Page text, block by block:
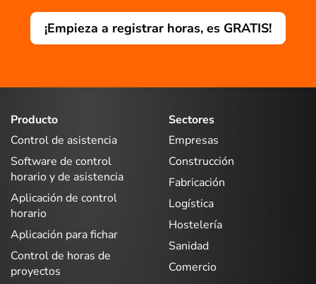
¡Empieza a registrar horas, es GRATIS!
Producto
Control de asistencia
Software de control
horario y de asistencia
Aplicación de control
horario
Aplicación para fichar
Control de horas de
proyectos
Sectores
Empresas
Construcción
Fabricación
Logística
Hostelería
Sanidad
Comercio